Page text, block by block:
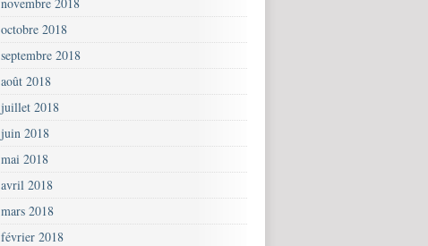
octobre 2018
septembre 2018
août 2018
juillet 2018
juin 2018
mai 2018
avril 2018
mars 2018
février 2018